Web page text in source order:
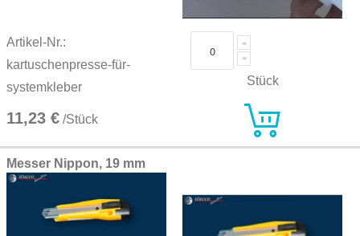
Artikel-Nr.:
kartuschenpresse-für-
systemkleber
11,23 € /Stück
Stück
Messer Nippon, 19 mm